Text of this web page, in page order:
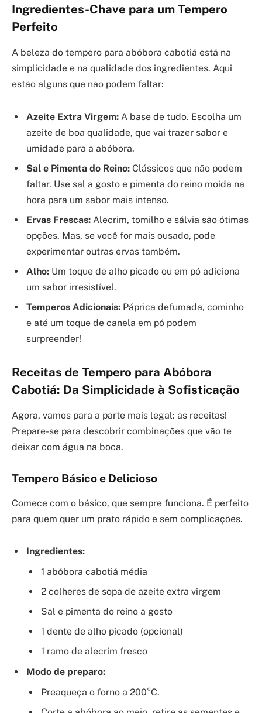
Ingredientes-Chave para um Tempero
Perfeito
A beleza do tempero para abóbora cabotiá está na
simplicidade e na qualidade dos ingredientes. Aqui
estão alguns que não podem faltar:
Azeite Extra Virgem: A base de tudo. Escolha um
azeite de boa qualidade, que vai trazer sabor e
umidade para a abóbora.
Sal e Pimenta do Reino: Clássicos que não podem
faltar. Use sal a gosto e pimenta do reino moída na
hora para um sabor mais intenso.
Ervas Frescas: Alecrim, tomilho e sálvia são ótimas
opções. Mas, se você for mais ousado, pode
experimentar outras ervas também.
Alho: Um toque de alho picado ou em pó adiciona
um sabor irresistível.
Temperos Adicionais: Páprica defumada, cominho
e até um toque de canela em pó podem
surpreender!
Receitas de Tempero para Abóbora
Cabotiá: Da Simplicidade à Sofisticação
Agora, vamos para a parte mais legal: as receitas!
Prepare-se para descobrir combinações que vão te
deixar com água na boca.
Tempero Básico e Delicioso
Comece com o básico, que sempre funciona. É perfeito
para quem quer um prato rápido e sem complicações.
Ingredientes:
1 abóbora cabotiá média
2 colheres de sopa de azeite extra virgem
Sal e pimenta do reino a gosto
1 dente de alho picado (opcional)
1 ramo de alecrim fresco
Modo de preparo:
Preaqueça o forno a 200°C.